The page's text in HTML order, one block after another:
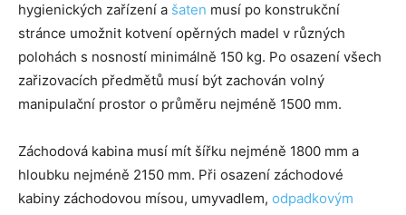
hygienických zařízení a šaten musí po konstrukční
stránce umožnit kotvení opěrných madel v různých
polohách s nosností minimálně 150 kg. Po osazení všech
zařizovacích předmětů musí být zachován volný
manipulační prostor o průměru nejméně 1500 mm.
Záchodová kabina musí mít šířku nejméně 1800 mm a
hloubku nejméně 2150 mm. Při osazení záchodové
kabiny záchodovou mísou, umyvadlem, odpadkovým